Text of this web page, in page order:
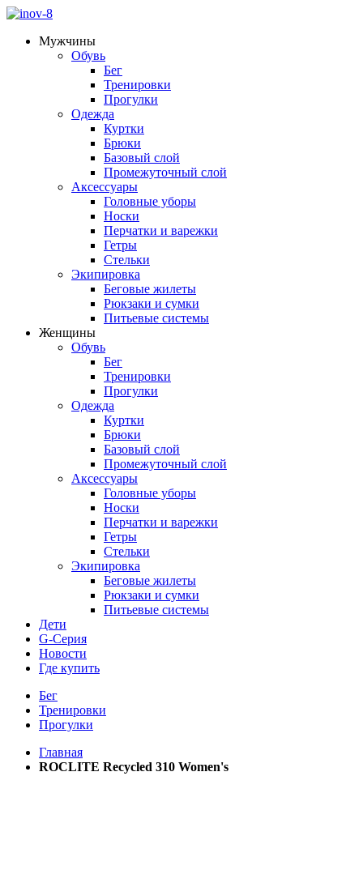
Мужчины
Обувь
Бег
Тренировки
Прогулки
Одежда
Куртки
Брюки
Базовый слой
Промежуточный слой
Аксессуары
Головные уборы
Носки
Перчатки и варежки
Гетры
Стельки
Экипировка
Беговые жилеты
Рюкзаки и сумки
Питьевые системы
Женщины
Обувь
Бег
Тренировки
Прогулки
Одежда
Куртки
Брюки
Базовый слой
Промежуточный слой
Аксессуары
Головные уборы
Носки
Перчатки и варежки
Гетры
Стельки
Экипировка
Беговые жилеты
Рюкзаки и сумки
Питьевые системы
Дети
G-Серия
Новости
Где купить
Бег
Тренировки
Прогулки
Главная
ROCLITE Recycled 310 Women's